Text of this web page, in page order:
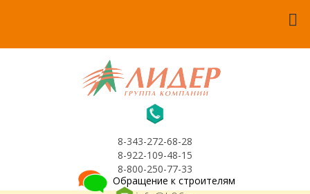
8-343-272-68-28
8-922-109-48-15
8-800-250-77-33
Обращение к строителям